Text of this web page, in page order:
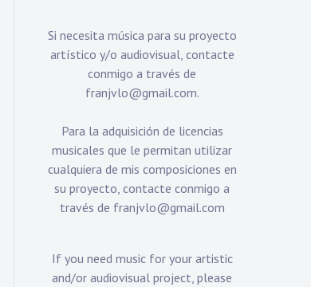
Si necesita música para su proyecto
artístico y/o audiovisual, contacte
conmigo a través de
franjvlo@gmail.com.
Para la adquisición de licencias
musicales que le permitan utilizar
cualquiera de mis composiciones en
su proyecto, contacte conmigo a
través de franjvlo@gmail.com
If you need music for your artistic
and/or audiovisual project, please